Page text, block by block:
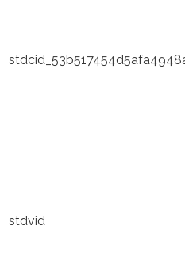
stdvid